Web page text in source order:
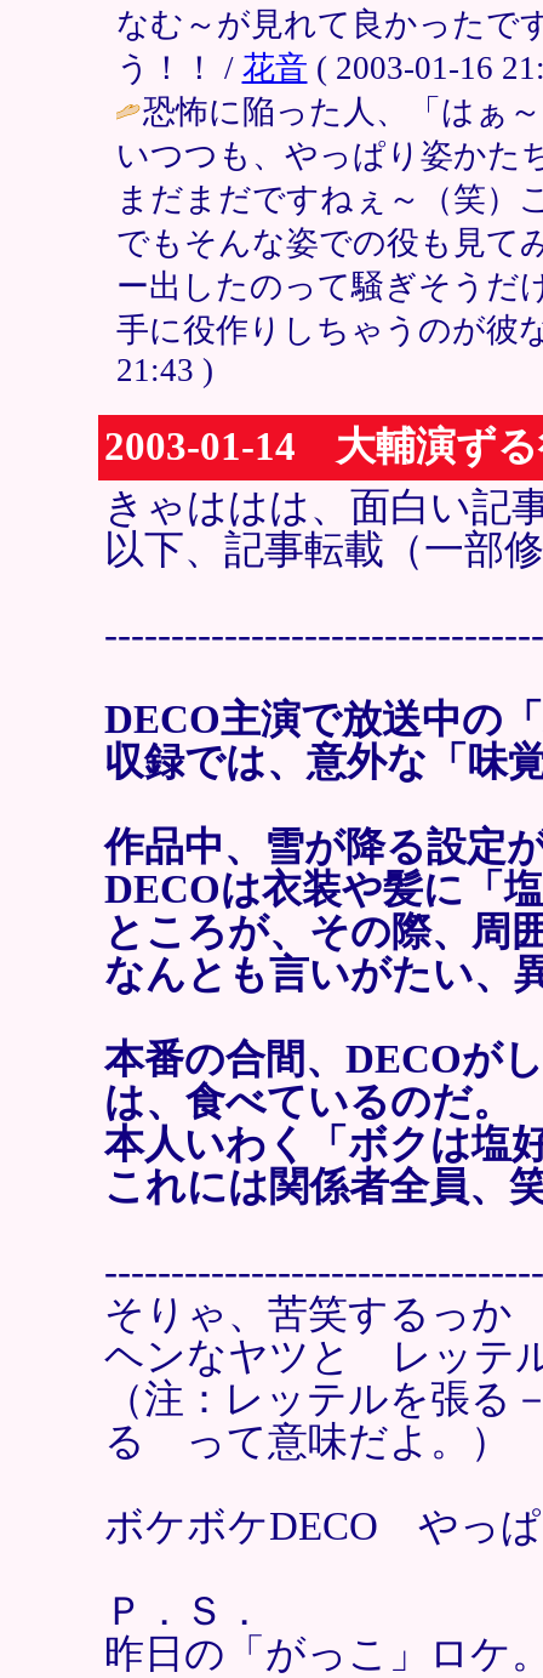
なむ～が見れて良かった
う！！ / 花音 ( 2003-01-16
恐怖に陥った人、「はぁ
いつつも、やっぱり姿かた
まだまだですねぇ～（笑）
でもそんな姿での役も見て
ー出したのって騒ぎそうだ
手に役作りしちゃうのが彼
21:43 )
2003-01-14 大輔演ず
きゃははは、面白い
以下、記事転載（一部
DECO主演で放送中の
収録では、意外な「味
作品中、雪が降る設定
DECOは衣装や髪に「
ところが、その際、周
なんとも言いがたい、
本番の合間、DECOが
は、食べているのだ。
本人いわく「ボクは塩
これには関係者全員、
そりゃ、苦笑するっ
ヘンなヤツと レッテ
（注：レッテルを張る
る って意味だよ。）
ボケボケDECO やっ
Ｐ．Ｓ．
昨日の「がっこ」ロケ